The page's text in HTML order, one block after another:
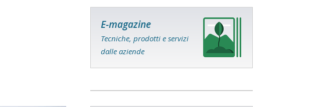
E-magazine
Tecniche, prodotti e servizi
dalle aziende